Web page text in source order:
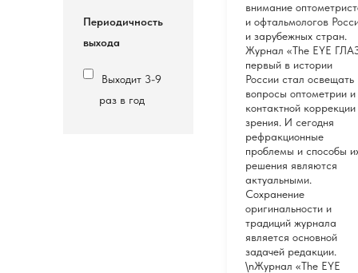
Периодичность
выхода
Выходит 3-9
раз в год
внимание
и офтальмологов
и зарубежных стран.
Журнал «The EYE
первый в истории
России стал освещать
вопросы оптометрии и
контактной коррекции
зрения. И сегодня
рефракционные
проблемы и способы
решения являются
актуальными.
Сохранение
оригинальности и
традиций журнала
является основной
задачей редакции.
\nЖурнал «The EYE